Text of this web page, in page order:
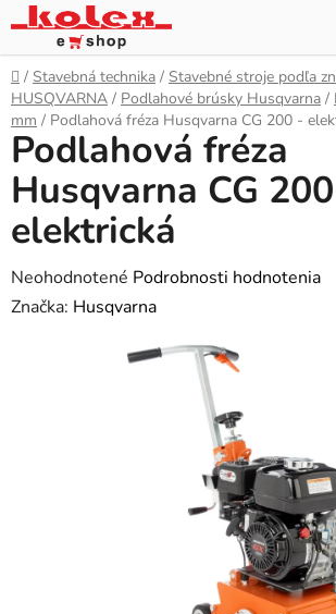
Prejsť
na
obsah
Domov
/ Stavebná technika / Stavebné stroje podľa
HUSQVARNA / Podlahové brúsky Husqvarna /
mm / Podlahová fréza Husqvarna CG 200 -
Podlahová fréza
Husqvarna CG
elektrická
Priemerné
hodnotenie
Neohodnotené Podrobnosti hodnotenia
Značka: Husqvarna